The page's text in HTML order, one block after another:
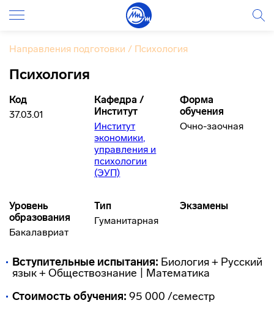
Направления подготовки / Психология
Психология
Код
37.03.01
Кафедра /
Институт
Институт
экономики,
управления и
психологии
(ЭУП)
Форма
обучения
Очно-заочная
Уровень
образования
Бакалавриат
Тип
Гуманитарная
Экзамены
Вступительные испытания: Биология + Русский
язык + Обществознание | Математика
Стоимость обучения: 95 000 /семестр